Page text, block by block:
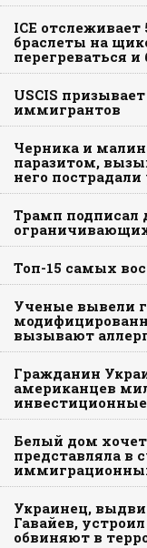
ICE
браслеты на
перегреваться
USCIS
иммигрантов
Черника и
паразитом,
него
Трамп подписал
Топ-15 самых
Ученые вывели
вызывают
Гражданин
американцев
Белый дом
представляла в
Украинец,
Гавайев,
обвиняют в